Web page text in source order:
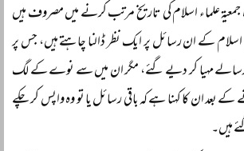
علماء اسلام کی تاریخ مرتب کرنے میں مصروف ہیں
کے ان رسائل پر ایک نظر ڈالنا چاہتے ہیں، جس پر
رسالے مہیا کر دیے گئے، مگر ان میں سے نوے کے لگ
ان کا کہنا ہے کہ باقی رسائل یا تو وہ واپس کر چکے
ہیں۔